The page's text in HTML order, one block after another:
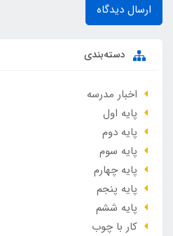
ارسال دیدگاه
دسته‌بندی
اخبار مدرسه
پایه اول
پایه دوم
پایه سوم
پایه چهارم
پایه پنجم
پایه ششم
کار با چوب